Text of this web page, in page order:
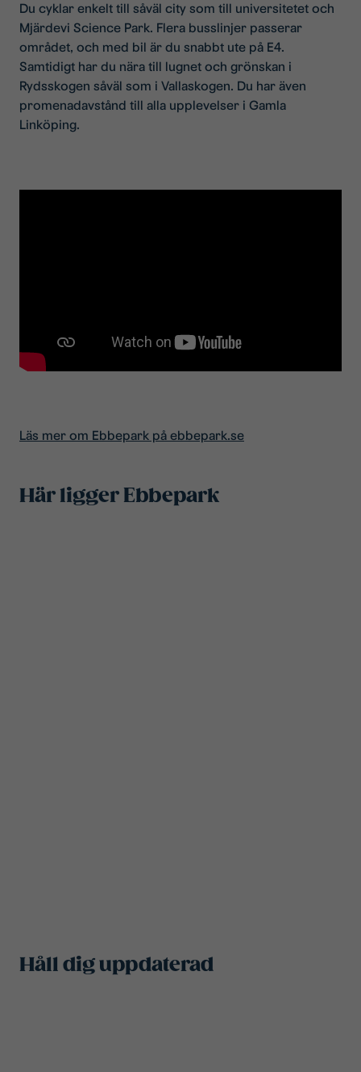
Du cyklar enkelt till såväl city som till universitetet och
Mjärdevi Science Park. Flera busslinjer passerar
området, och med bil är du snabbt ute på E4.
Samtidigt har du nära till lugnet och grönskan i
Rydsskogen såväl som i Vallaskogen. Du har även
promenadavstånd till alla upplevelser i Gamla
Linköping.
Läs mer om Ebbepark på ebbepark.se
Här ligger Ebbepark
Håll dig uppdaterad